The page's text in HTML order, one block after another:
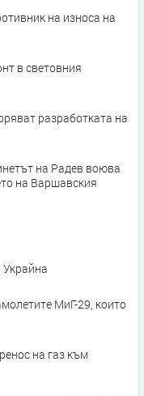
на износа на
в световния
разработката на
на Радев воюва
на Варшавския
МиГ-29, които
на газ към